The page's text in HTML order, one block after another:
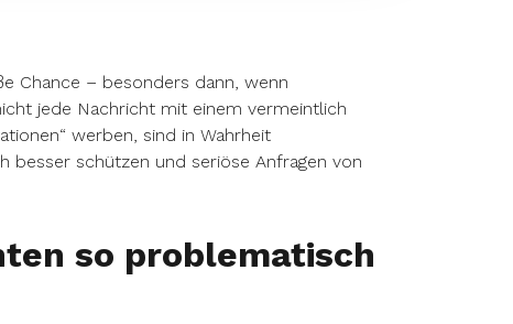
Chance – besonders dann, wenn
jede Nachricht mit einem vermeintlich
werben, sind in Wahrheit
besser schützen und seriöse Anfragen von
so problematisch